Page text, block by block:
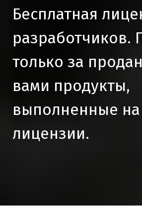
Бесплатная
разработчиков.
только за
вами продукты,
выполненные на
лицензии.